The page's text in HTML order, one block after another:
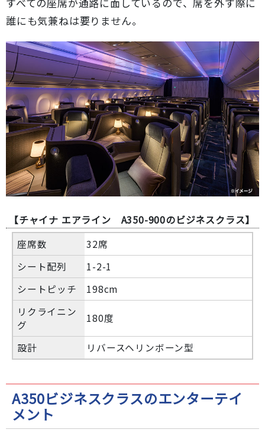
誰にも気兼ねは要りません。
【チャイナ エアライン A350-900のビジネスクラス】
座席数
32席
シート配列
1-2-1
シートピッチ
198cm
リクライニン
グ
180度
設計 リバースヘリンボーン型
A350ビジネスクラスのエンターテイ
メント